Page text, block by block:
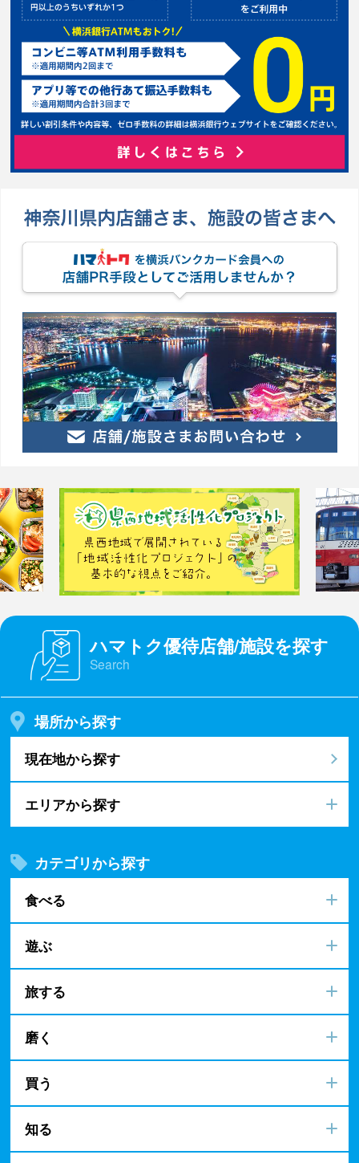
ハマトク優待店舗/施設を探す
Search
場所から探す
現在地から探す
エリアから探す
カテゴリから探す
食べる
遊ぶ
旅する
磨く
買う
知る